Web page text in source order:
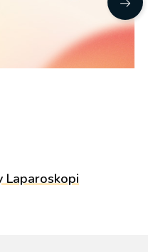
Laparoskopi